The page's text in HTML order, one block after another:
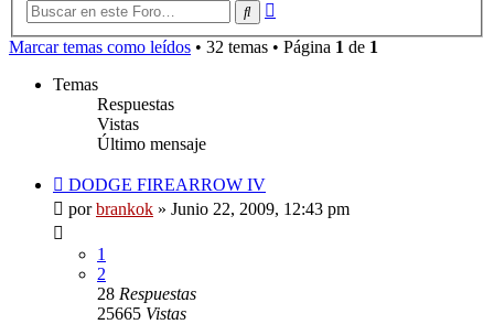
Buscar
Marcar temas como leídos • 32 temas • Página 1 de 1
Temas
Respuestas
Vistas
Último mensaje
DODGE FIREARROW IV
porbrankok » Junio 22, 2009, 12:43 pm
1
2
28 Respuestas
25665 Vistas